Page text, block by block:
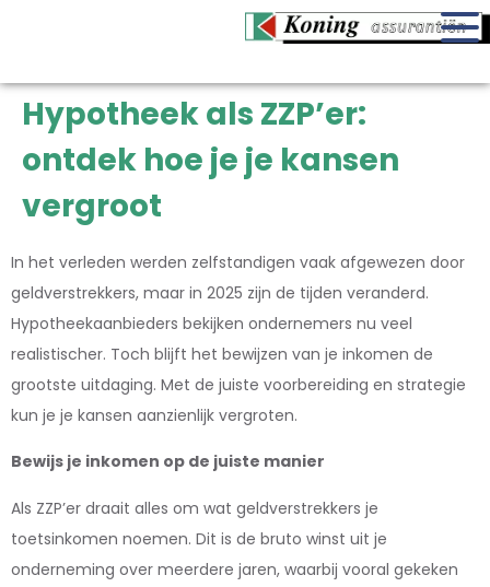
Hypotheek als ZZP’er:
ontdek hoe je je kansen
vergroot
In het verleden werden zelfstandigen vaak afgewezen door
geldverstrekkers, maar in 2025 zijn de tijden veranderd.
Hypotheekaanbieders bekijken ondernemers nu veel
realistischer. Toch blijft het bewijzen van je inkomen de
grootste uitdaging. Met de juiste voorbereiding en strategie
kun je je kansen aanzienlijk vergroten.
Bewijs je inkomen op de juiste manier
Als ZZP’er draait alles om wat geldverstrekkers je
toetsinkomen noemen. Dit is de bruto winst uit je
onderneming over meerdere jaren, waarbij vooral gekeken